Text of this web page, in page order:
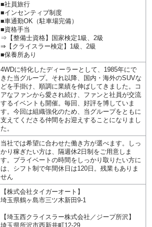
■社員旅行
■インセンティブ制度
■車通勤OK（駐車場完備）
■資格手当
⇒【整備士資格】国家検定1級、2級
⇒【クライスラー検定】1級、2級
■保養所あり
4WDに特化したディーラーとして、1985年にで
きた当グループ。それ以降、国内・海外のSUVな
どを手掛け、順調に業績を伸ばしてきました。コ
アなファンから愛され続け、ファンと社員が交流
するイベントも開催。毎回、好評を博していま
す。今回は組織強化のため、当グループをともに
支えてくださる仲間をお迎えすることになりまし
た。
当社では希望に合わせた働き方が選べます。しっ
かり稼ぎたい方は、隔週休2日制をご用意しま
す。プライベートの時間をしっかり取りたい方に
は、シフト制で年間休日は120日。残業もありま
せん
【株式会社タイガーオート】
埼玉県鶴ヶ島市三ツ木新田9-1
【埼玉西クライスラー株式会社／ジープ所沢】
埼玉県所沢市西新井町12-29